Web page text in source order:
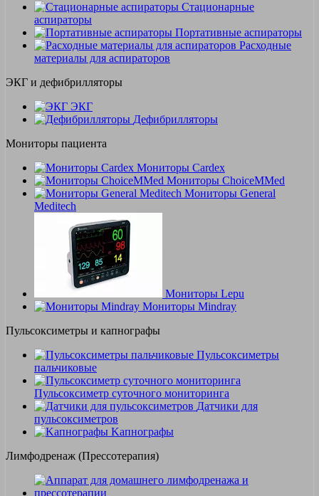
Стационарные
аспираторы
Портативные аспираторы
Расходные
материалы для аспираторов
ЭКГ и дефибрилляторы
ЭКГ
Дефибрилляторы
Мониторы пациента
Мониторы Cardex
Мониторы ChoiceMMed
Мониторы General
Meditech
Мониторы Lepu
Мониторы Mindray
Пульсоксиметры и капнографы
Пульсоксиметры
пальчиковые
Пульсоксиметр суточного мониторинга
Датчики для
пульсоксиметров
Kапнографы
Лимфодренаж (Прессотерапия)